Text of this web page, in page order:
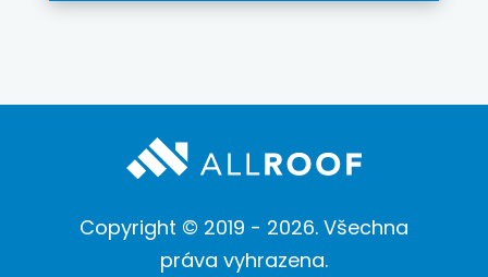
should
Copyright © 2019 - 2026. Všechna
práva vyhrazena.